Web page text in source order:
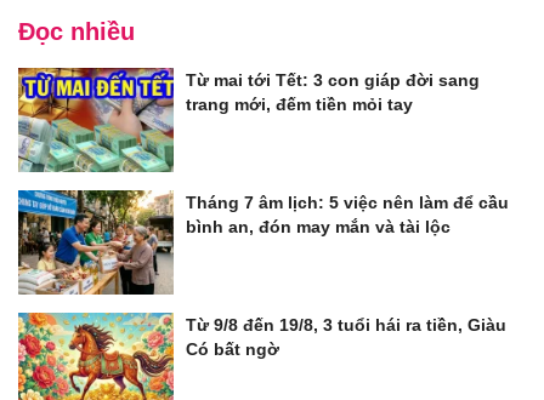
Đọc nhiều
Từ mai tới Tết: 3 con giáp đời sang
trang mới, đếm tiền mỏi tay
Tháng 7 âm lịch: 5 việc nên làm để cầu
bình an, đón may mắn và tài lộc
Từ 9/8 đến 19/8, 3 tuổi hái ra tiền, Giàu
Có bất ngờ